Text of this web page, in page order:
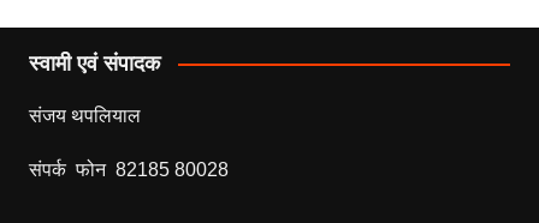
स्वामी एवं संपादक
संजय थपलियाल
संपर्क फोन 82185 80028